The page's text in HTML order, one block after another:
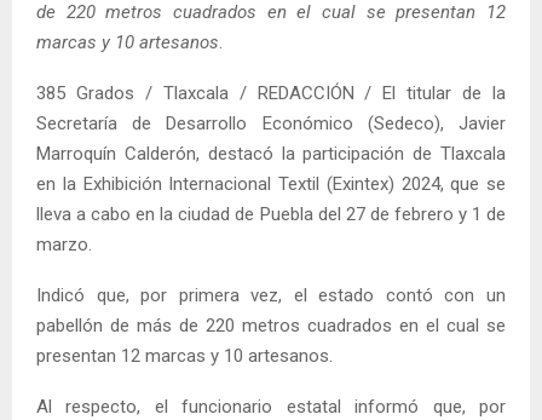
de 220 metros cuadrados en el cual se presentan 12
marcas y 10 artesanos.
385 Grados / Tlaxcala / REDACCIÓN / El titular de la
Secretaría de Desarrollo Económico (Sedeco), Javier
Marroquín Calderón, destacó la participación de Tlaxcala
en la Exhibición Internacional Textil (Exintex) 2024, que se
lleva a cabo en la ciudad de Puebla del 27 de febrero y 1 de
marzo.
Indicó que, por primera vez, el estado contó con un
pabellón de más de 220 metros cuadrados en el cual se
presentan 12 marcas y 10 artesanos.
Al respecto, el funcionario estatal informó que, por